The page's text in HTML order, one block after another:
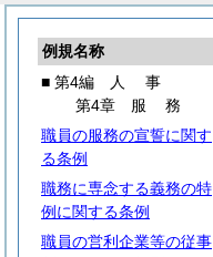
例規名称
■ 第4編
人 事
第4章 服務
職員の服務の宣誓に関す
る条例
職務に専念する義務の特
例に関する条例
職員の営利企業等の従事